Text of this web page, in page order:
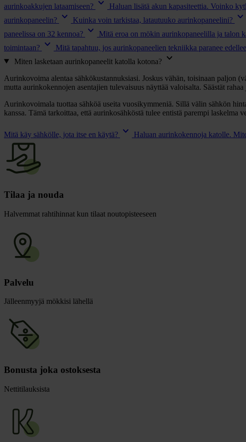
aurinkoakkujen lataamiseen?
Haluan lisätä akun kapasiteettia. Voinko
aurinkopaneelin? keyboard_arrow_down Kuinka voin tarkistaa, latautuuko aurinkopaneelini? keyboard_arrow_down
paneelissa on 32 kennoa? keyboard_arrow_down Mitä eroa on mökin aurinkopaneelilla ja talon
toimintaan? keyboard_arrow_down Mitä tapahtuu, jos aurinkopaneelien tekniikka paranee
Miten lasketaan aurinkopaneelit katolla kotona? keyboard_arrow_down
Aurinkovoima alentaa sähkökustannuksiasi. Joskus vähän, toisinaan paljon
mutta aurinkokennojen asentajien tulevaisuus näyttää valoisalta. Säästät
Aurinkovoimala tuottaa sähköä useita vuosikymmeniä. Sillä välin sähkön
kanssa. Tämä tarkoittaa, että aurinkosähköstä tulee entistä parempi
Mitä käy sähkölle, jota itse en käytä? keyboard_arrow_down Haluan aurinkokennoja katolle.
Tilaa ja nouda
Halvemmat rahtihinnat kun tilaat noutopisteeseen
Palvelu
Jälleenmyyjä mökkisi lähellä
Bonusta joka ostoksesta
Nettitilauksista